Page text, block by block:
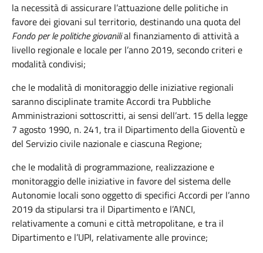
la necessità di assicurare l’attuazione delle politiche in
favore dei giovani sul territorio, destinando una quota del
Fondo per le politiche giovanilial finanziamento di attività a
livello regionale e locale per l’anno 2019, secondo criteri e
modalità condivisi;
che le modalità di monitoraggio delle iniziative regionali
saranno disciplinate tramite Accordi tra Pubbliche
Amministrazioni sottoscritti, ai sensi dell’art. 15 della legge
7 agosto 1990, n. 241, tra il Dipartimento della Gioventù e
del Servizio civile nazionale e ciascuna Regione;
che le modalità di programmazione, realizzazione e
monitoraggio delle iniziative in favore del sistema delle
Autonomie locali sono oggetto di specifici Accordi per l’anno
2019 da stipularsi tra il Dipartimento e l’ANCI,
relativamente a comuni e città metropolitane, e tra il
Dipartimento e l’UPI, relativamente alle province;